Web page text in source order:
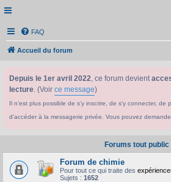
FAQ
Accueil du forum
Depuis le 1er avril 2022, ce forum devient
lecture. (Voir ce message)
Il n'est plus possible de s'y inscrire, de s'y connecter, de
d'accéder à la messagerie privée. Vous pouvez
Forums tout public
Forum de chimie
Pour tout ce qui traite des
Sujets : 1652